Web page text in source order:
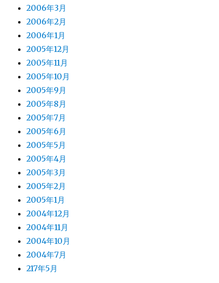
2006年3月
2006年2月
2006年1月
2005年12月
2005年11月
2005年10月
2005年9月
2005年8月
2005年7月
2005年6月
2005年5月
2005年4月
2005年3月
2005年2月
2005年1月
2004年12月
2004年11月
2004年10月
2004年7月
217年5月